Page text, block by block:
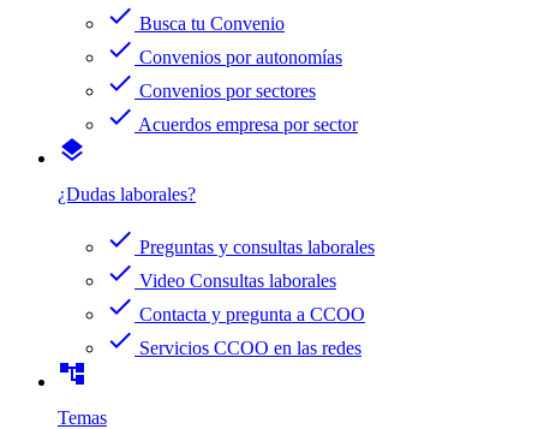
check Busca tu Convenio
check Convenios por autonomías
check Convenios por sectores
check Acuerdos empresa por sector
layers
¿Dudas laborales?
check Preguntas y consultas laborales
check Video Consultas laborales
check Contacta y pregunta a CCOO
check Servicios CCOO en las redes
account_tree
Temas